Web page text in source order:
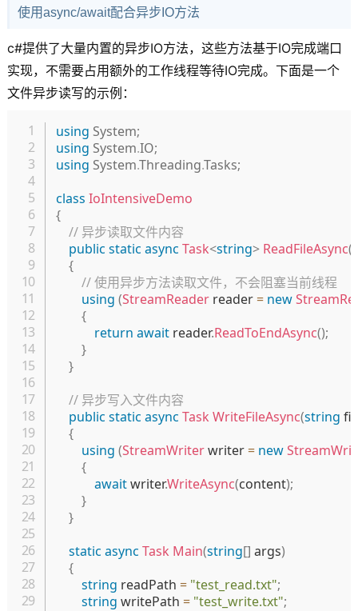
使用async/await配合异步IO方法
c#提供了大量内置的异步IO方法，这些方法基于IO完成端口
实现，不需要占用额外的工作线程等待IO完成。下面是一个
文件异步读写的示例：
using System;
using System.IO;
using System.Threading.Tasks;
class IoIntensiveDemo
{
// 异步读取文件内容
public static async Task<string> ReadFileAsync(
{
// 使用异步方法读取文件，不会阻塞当前线程
using (StreamReader reader = new
{
return await reader.ReadToEndAsync();
}
}
// 异步写入文件内容
public static async Task WriteFileAsync(string
{
using (StreamWriter writer = new
{
await writer.WriteAsync(content);
}
}
static async Task Main(string[] args)
{
string readPath = "test_read.txt";
string writePath = "test_write.txt";